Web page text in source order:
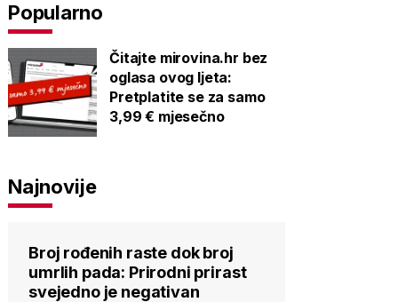
Popularno
Čitajte mirovina.hr bez
oglasa ovog ljeta:
Pretplatite se za samo
3,99 € mjesečno
Najnovije
Broj rođenih raste dok broj
umrlih pada: Prirodni prirast
svejedno je negativan